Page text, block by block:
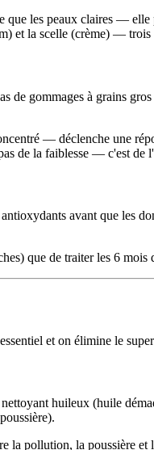
que les peaux claires —
et la scelle (crème) —
gommages à grains
— déclenche une
de la faiblesse — c'est de
avant que les
que de traiter les 6
et on élimine le
huileux (huile
pollution, la poussière